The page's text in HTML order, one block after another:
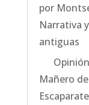
por
Narrativa
antiguas
Opinión
Mañero